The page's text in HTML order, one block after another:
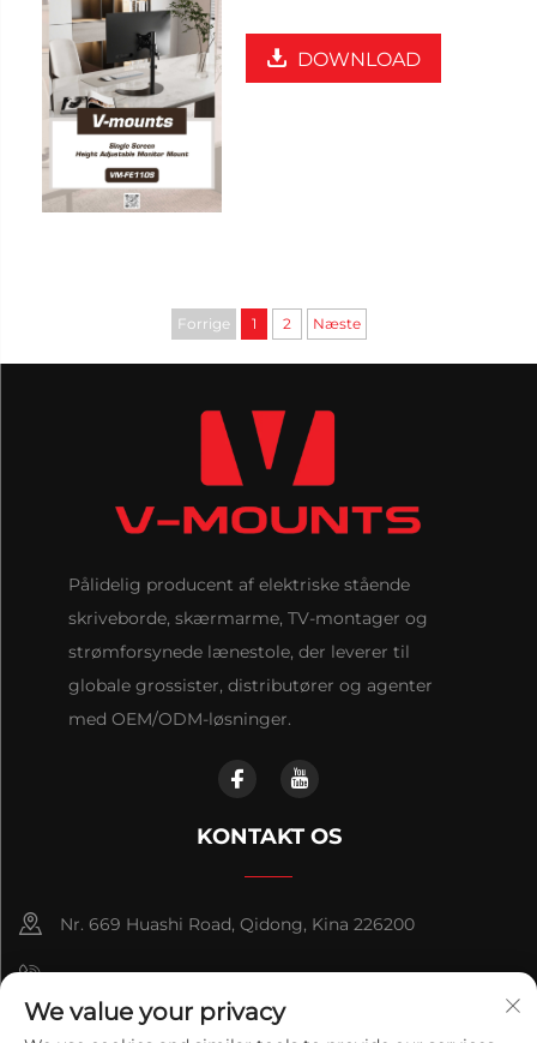
DOWNLOAD
Forrige 1 2 Næste
Pålidelig producent af elektriske stående
skriveborde, skærmarme, TV-montager og
strømforsynede lænestole, der leverer til
globale grossister, distributører og agenter
med OEM/ODM-løsninger.
KONTAKT OS
Nr. 669 Huashi Road, Qidong, Kina 226200
+86-18921656832
+86 15250055262
We value your privacy